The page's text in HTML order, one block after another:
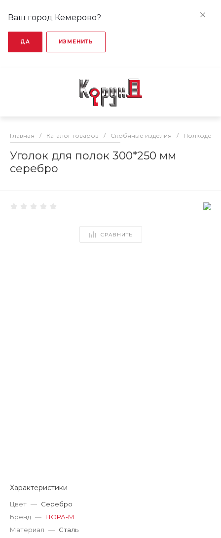
Ваш город Кемерово?
ДА ИЗМЕНИТЬ
Главная / Каталог товаров / Скобяные изделия /
Уголок для полок 300*250 мм
серебро
СРАВНИТЬ
Характеристики
Цвет — Серебро
Бренд — НОРА-М
Материал — Сталь